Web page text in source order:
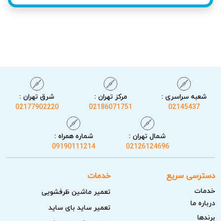
خدمات آریابهکار برای تعمیر یخچال سامسونگ در
شهریار
خدمات تخصصی آریابهکار شامل تشخیص دقیق مشکلات یخچال،
عیب‌یابی کامل و تست‌های نهایی برای اطمینان از عملکرد صحیح
دستگاه می‌باشد. این فرآیند باعث کاهش میزان برگشت خرابی و
افزایش رضایت مشتریان می‌شود.
عیب‌یابی کامل و امن
کارشناسان آریابهکار ابتدا دستگاه را به دقت بررسی می‌کنند تا
شعبه سراسری :
02145437
مرکز تهران :
02186071751
شرق تهران :
02177902220
شمال تهران :
02126124696
شماره همراه :
09190111214
دسترسی سریع
خدمات
درباره ما
برندها
خدمات
تعمیر ماشین ظرفشویی
تعمیر ساید بای ساید